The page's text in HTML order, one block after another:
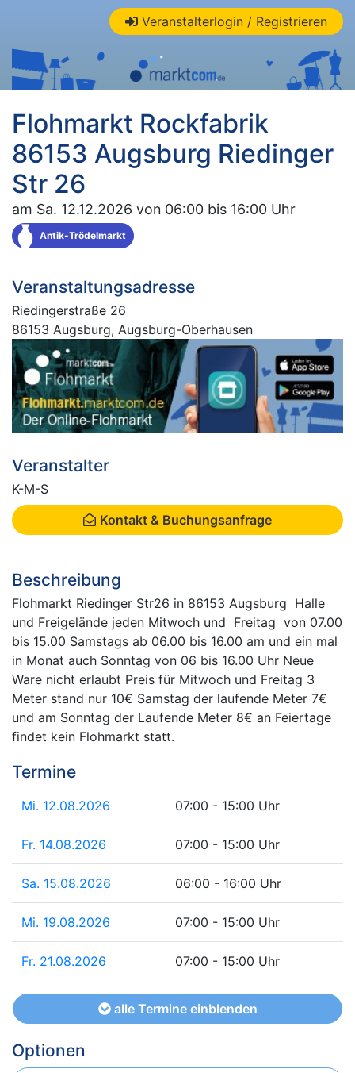
Veranstalterlogin / Registrieren
Flohmarkt Rockfabrik
86153 Augsburg Riedinger
Str 26
am Sa. 12.12.2026 von 06:00 bis 16:00 Uhr
Antik-Trödelmarkt
Veranstaltungsadresse
Riedingerstraße 26
86153 Augsburg, Augsburg-Oberhausen
Veranstalter
K-M-S
Kontakt & Buchungsanfrage
Beschreibung
Flohmarkt Riedinger Str26 in 86153 Augsburg Halle
und Freigelände jeden Mitwoch und Freitag von 07.00
bis 15.00 Samstags ab 06.00 bis 16.00 am und ein mal
in Monat auch Sonntag von 06 bis 16.00 Uhr Neue
Ware nicht erlaubt Preis für Mitwoch und Freitag 3
Meter stand nur 10€ Samstag der laufende Meter 7€
und am Sonntag der Laufende Meter 8€ an Feiertage
findet kein Flohmarkt statt.
Termine
Mi. 12.08.2026 07:00 - 15:00 Uhr
Fr. 14.08.2026 07:00 - 15:00 Uhr
Sa. 15.08.2026 06:00 - 16:00 Uhr
Mi. 19.08.2026 07:00 - 15:00 Uhr
Fr. 21.08.2026 07:00 - 15:00 Uhr
alle Termine einblenden
Optionen